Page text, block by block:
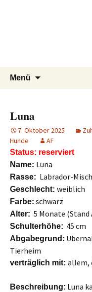
Tier Natur
Siebengebirge
Menü
Luna
7. Oktober 2025
Hunde
AF
Status: reserviert
Name: Luna
Rasse: Labrador-
Geschlecht: weiblich
Farbe: schwarz
Alter: 5 Monate
Schulterhöhe: 45 cm
Abgabegrund:
Tierheim
verträglich mit: allem,
Beschreibung: Luna